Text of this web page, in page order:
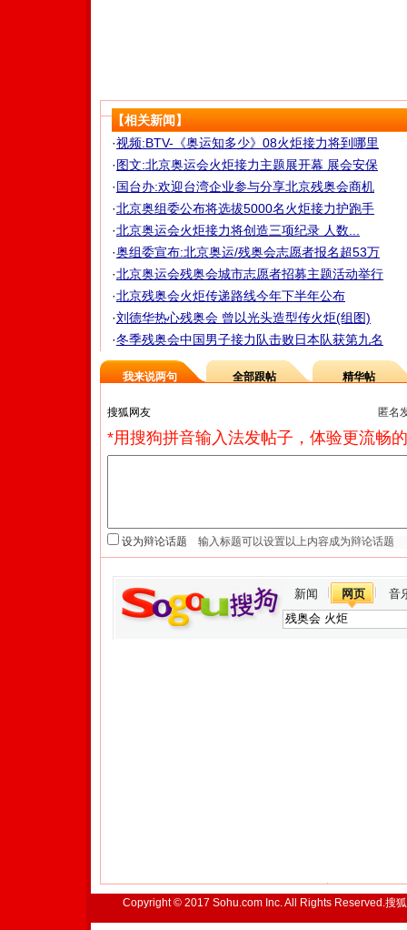
【相关新闻】
·视频:BTV-《奥运知多少》08火炬接力将到哪里
·图文:北京奥运会火炬接力主题展开幕 展会安保
·国台办:欢迎台湾企业参与分享北京残奥会商机
·北京奥组委公布将选拔5000名火炬接力护跑手
·北京奥运会火炬接力将创造三项纪录 人数...
·奥组委宣布:北京奥运/残奥会志愿者报名超53万
·北京奥运会残奥会城市志愿者招募主题活动举行
·北京残奥会火炬传递路线今年下半年公布
·刘德华热心残奥会 曾以光头造型传火炬(组图)
·冬季残奥会中国男子接力队击败日本队获第九名
我来说两句 全部跟帖 精华帖
匿名
*用搜狗拼音输入法发帖子，体验更流畅
设为辩论话题
新闻 网页 音
Copyright © 2017 Sohu.com Inc. All Rights Reserved.搜